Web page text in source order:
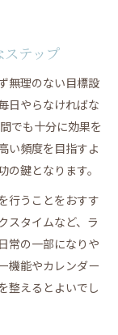
ステップ
無理のない目標設
日やらなければな
でも十分に効果を
い頻度を目指すよ
鍵となります。
行うことをおすす
スタイムなど、ラ
常の一部になりや
機能やカレンダー
整えるとよいでし